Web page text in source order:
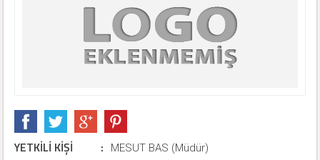
YETKİLİ KİŞİ : MESUT BAS (Müdür)